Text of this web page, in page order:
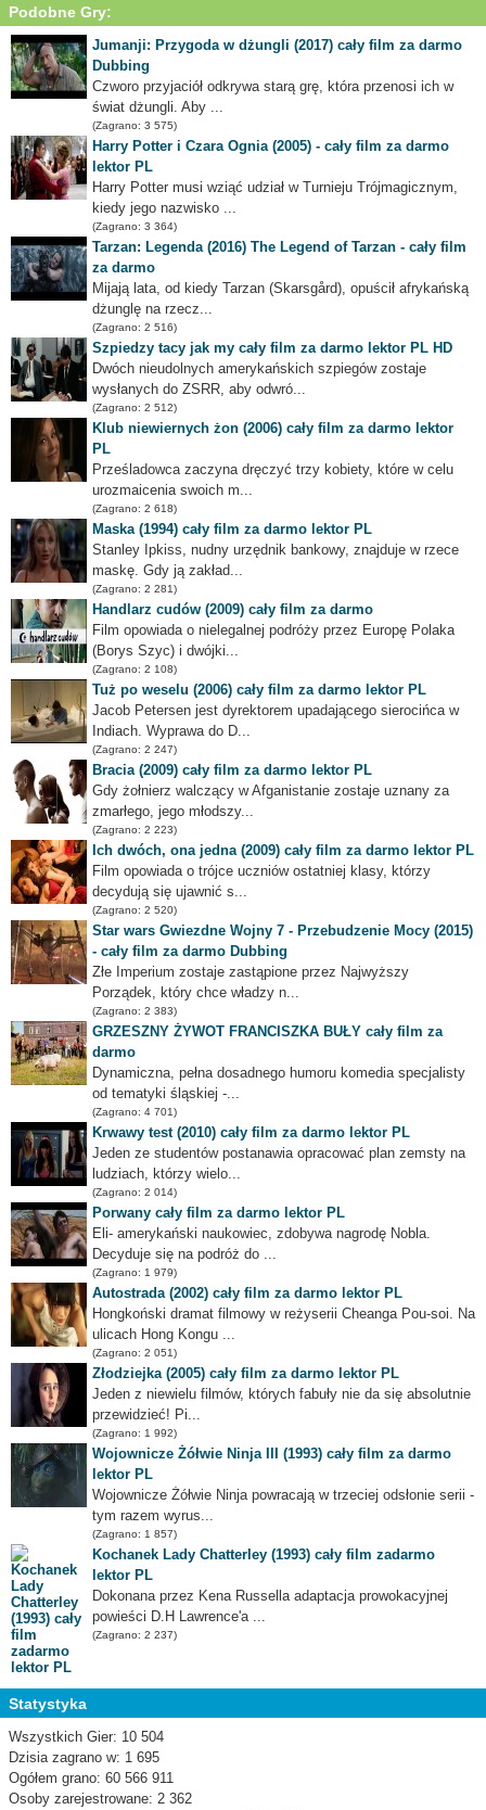
Podobne Gry:
Jumanji: Przygoda w dżungli (2017) cały film za darmo
Dubbing
Czworo przyjaciół odkrywa starą grę, która przenosi ich w
świat dżungli. Aby ...
(Zagrano: 3 575)
Harry Potter i Czara Ognia (2005) - cały film za darmo
lektor PL
Harry Potter musi wziąć udział w Turnieju Trójmagicznym,
kiedy jego nazwisko ...
(Zagrano: 3 364)
Tarzan: Legenda (2016) The Legend of Tarzan - cały film
za darmo
Mijają lata, od kiedy Tarzan (Skarsgård), opuścił afrykańską
dżunglę na rzecz...
(Zagrano: 2 516)
Szpiedzy tacy jak my cały film za darmo lektor PL HD
Dwóch nieudolnych amerykańskich szpiegów zostaje
wysłanych do ZSRR, aby odwró...
(Zagrano: 2 512)
Klub niewiernych żon (2006) cały film za darmo lektor
PL
Prześladowca zaczyna dręczyć trzy kobiety, które w celu
urozmaicenia swoich m...
(Zagrano: 2 618)
Maska (1994) cały film za darmo lektor PL
Stanley Ipkiss, nudny urzędnik bankowy, znajduje w rzece
maskę. Gdy ją zakład...
(Zagrano: 2 281)
Handlarz cudów (2009) cały film za darmo
Film opowiada o nielegalnej podróży przez Europę Polaka
(Borys Szyc) i dwójki...
(Zagrano: 2 108)
Tuż po weselu (2006) cały film za darmo lektor PL
Jacob Petersen jest dyrektorem upadającego sierocińca w
Indiach. Wyprawa do D...
(Zagrano: 2 247)
Bracia (2009) cały film za darmo lektor PL
Gdy żołnierz walczący w Afganistanie zostaje uznany za
zmarłego, jego młodszy...
(Zagrano: 2 223)
Ich dwóch, ona jedna (2009) cały film za darmo lektor PL
Film opowiada o trójce uczniów ostatniej klasy, którzy
decydują się ujawnić s...
(Zagrano: 2 520)
Star wars Gwiezdne Wojny 7 - Przebudzenie Mocy (2015)
- cały film za darmo Dubbing
Złe Imperium zostaje zastąpione przez Najwyższy
Porządek, który chce władzy n...
(Zagrano: 2 383)
GRZESZNY ŻYWOT FRANCISZKA BUŁY cały film za
darmo
Dynamiczna, pełna dosadnego humoru komedia specjalisty
od tematyki śląskiej -...
(Zagrano: 4 701)
Krwawy test (2010) cały film za darmo lektor PL
Jeden ze studentów postanawia opracować plan zemsty na
ludziach, którzy wielo...
(Zagrano: 2 014)
Porwany cały film za darmo lektor PL
Eli- amerykański naukowiec, zdobywa nagrodę Nobla.
Decyduje się na podróż do ...
(Zagrano: 1 979)
Autostrada (2002) cały film za darmo lektor PL
Hongkoński dramat filmowy w reżyserii Cheanga Pou-soi. Na
ulicach Hong Kongu ...
(Zagrano: 2 051)
Złodziejka (2005) cały film za darmo lektor PL
Jeden z niewielu filmów, których fabuły nie da się absolutnie
przewidzieć! Pi...
(Zagrano: 1 992)
Wojownicze Żółwie Ninja III (1993) cały film za darmo
lektor PL
Wojownicze Żółwie Ninja powracają w trzeciej odsłonie serii -
tym razem wyrus...
(Zagrano: 1 857)
Kochanek Lady Chatterley (1993) cały film zadarmo
lektor PL
Dokonana przez Kena Russella adaptacja prowokacyjnej
powieści D.H Lawrence'a ...
(Zagrano: 2 237)
Statystyka
Wszystkich Gier: 10 504
Dzisia zagrano w: 1 695
Ogółem grano: 60 566 911
Osoby zarejestrowane: 2 362